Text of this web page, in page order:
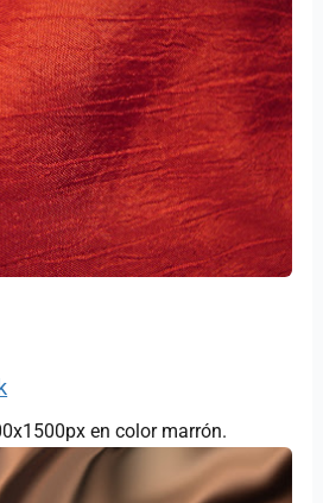
en color marrón.